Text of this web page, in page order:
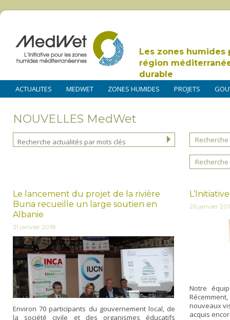
Les zones humides
région
durable
ACTUALITES MEDWET ZONES HUMIDES PROJETS
NOUVELLES MedWet
Le lancement du projet de la rivière
Buna recueille un large soutien en
Albanie
31 janvier 2018
Environ 70 participants du gouvernement local, de
la société civile et des organismes éducatifs
26 janvier
Notre
nouveaux
acquis